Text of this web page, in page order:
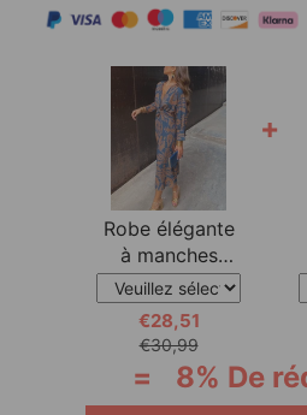
Robe élégante
à manches
longues et col
€28,51
€30,99
+
= 8% De